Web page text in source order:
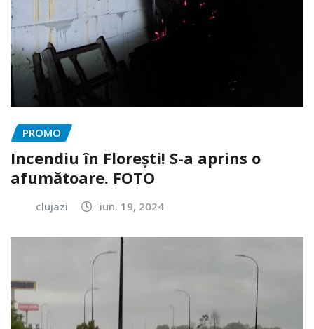
PROMO
Incendiu în Florești! S-a aprins o
afumătoare. FOTO
clujazi iun. 19, 2024